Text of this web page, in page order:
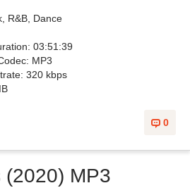
R&B, Dance
03:51:39
MP3
320 kbps
0
MP3